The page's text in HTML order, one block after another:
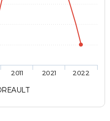
2011 2021 2022